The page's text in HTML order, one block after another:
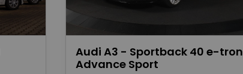
Audi A3 - Sportback 40 e-tron
Advance Sport